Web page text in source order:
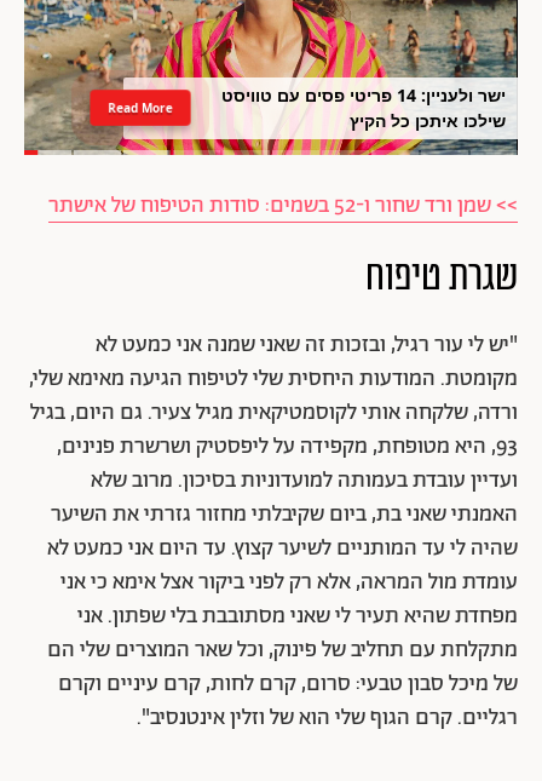
ישר ולעניין: 14 פריטי פסים עם טוויסט
שילכו איתכן כל הקיץ
Read More
>> שמן ורד שחור ו-52 בשמים: סודות הטיפוח של אישתר
שגרת טיפוח
"יש לי עור רגיל, ובזכות זה שאני שמנה אני כמעט לא
מקומטת. המודעות היחסית שלי לטיפוח הגיעה מאימא שלי,
ורדה, שלקחה אותי לקוסמטיקאית מגיל צעיר. גם היום, בגיל
93, היא מטופחת, מקפידה על ליפסטיק ושרשרת פנינים,
ועדיין עובדת בעמותה למועדוניות בסיכון. מרוב שלא
האמנתי שאני בת, ביום שקיבלתי מחזור גזרתי את השיער
שהיה לי עד המותניים לשיער קצוץ. עד היום אני כמעט לא
עומדת מול המראה, אלא רק לפני ביקור אצל אימא כי אני
מפחדת שהיא תעיר לי שאני מסתובבת בלי שפתון. אני
מתקלחת עם תחליב של פינוק, וכל שאר המוצרים שלי הם
של מיכל סבון טבעי: סרום, קרם לחות, קרם עיניים וקרם
רגליים. קרם הגוף שלי הוא של וזלין אינטנסיב".